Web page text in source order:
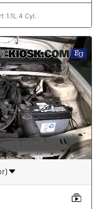
1.1L 4 Cyl.